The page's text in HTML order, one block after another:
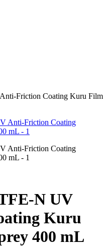
Friction Coating Kuru Film
N UV
Kuru
400 mL